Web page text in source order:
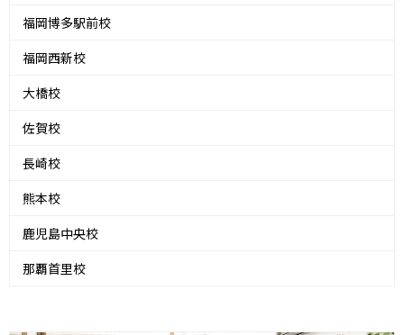
福岡博多駅前校
福岡西新校
大橋校
佐賀校
長崎校
熊本校
鹿児島中央校
那覇首里校